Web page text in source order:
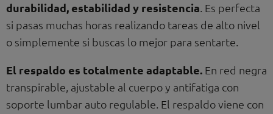
durabilidad, estabilidad y resistencia. Es perfecta
si pasas muchas horas realizando tareas de alto nivel
o simplemente si buscas lo mejor para sentarte.
El respaldo es totalmente adaptable. En red negra
transpirable, ajustable al cuerpo y antifatiga con
soporte lumbar auto regulable. El respaldo viene con